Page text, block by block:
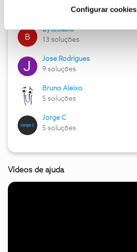
Configurar cookies
17 soluções
ByteSábio
13 soluções
Jose Rodrigues
9 soluções
Bruno Aleixo
5 soluções
Jorge C
5 soluções
Vídeos de ajuda